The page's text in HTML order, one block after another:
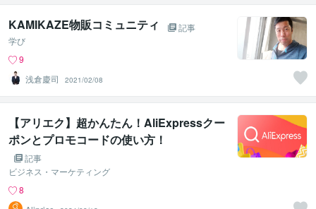
KAMIKAZE物販コミュニティ
記事
学び
9
浅倉慶司
2021/02/08
【アリエク】超かんたん！AliExpressクー
ポンとプロモコードの使い方！
記事
ビジネス・マーケティング
8